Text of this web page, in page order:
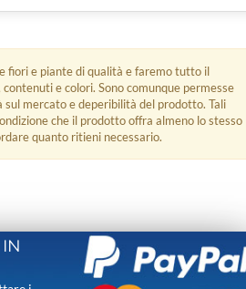
fiori e piante di qualità e faremo tutto il
e colori. Sono comunque permesse
mercato e deperibilità del prodotto. Tali
che il prodotto offra almeno lo stesso
quanto ritieni necessario.